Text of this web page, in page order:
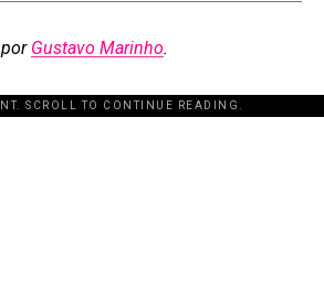
Gustavo Marinho.
SCROLL TO CONTINUE READING.